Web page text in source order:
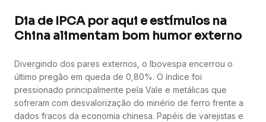
Dia de IPCA por aqui e estímulos na
China alimentam bom humor externo
Divergindo dos pares externos, o Ibovespa encerrou o
último pregão em queda de 0,80%. O índice foi
pressionado principalmente pela Vale e metálicas que
sofreram com desvalorização do minério de ferro frente a
dados fracos da economia chinesa. Papéis de varejistas e